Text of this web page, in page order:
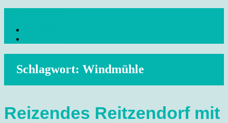
content
Reisetipps Dresden, Sehenswürdigkeiten, Ausflugsziele Sachsen,
Schlagwort: Windmühle
Reizendes Reitzendorf mit